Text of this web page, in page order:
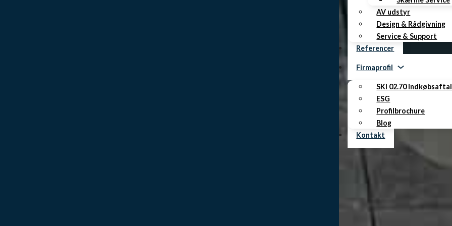
AV udstyr
Design & Rådgivning
Service & Support
Referencer
Firmaprofil
SKI 02.70
ESG
Profilbrochure
Blog
Kontakt